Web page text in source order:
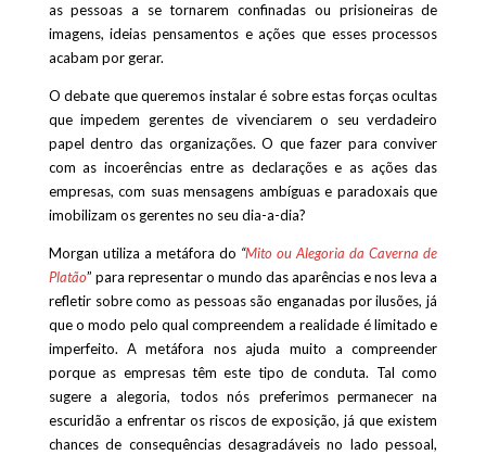
as pessoas a se tornarem confinadas ou prisioneiras de
imagens, ideias pensamentos e ações que esses processos
acabam por gerar.
O debate que queremos instalar é sobre estas forças ocultas
que impedem gerentes de vivenciarem o seu verdadeiro
papel dentro das organizações. O que fazer para conviver
com as incoerências entre as declarações e as ações das
empresas, com suas mensagens ambíguas e paradoxais que
imobilizam os gerentes no seu dia-a-dia?
Morgan utiliza a metáfora do “Mito ou Alegoria da Caverna de
Platão” para representar o mundo das aparências e nos leva a
refletir sobre como as pessoas são enganadas por ilusões, já
que o modo pelo qual compreendem a realidade é limitado e
imperfeito. A metáfora nos ajuda muito a compreender
porque as empresas têm este tipo de conduta. Tal como
sugere a alegoria, todos nós preferimos permanecer na
escuridão a enfrentar os riscos de exposição, já que existem
chances de consequências desagradáveis no lado pessoal,